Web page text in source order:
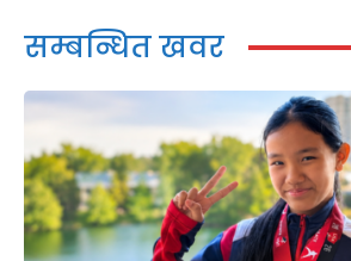
सम्बन्धित खवर